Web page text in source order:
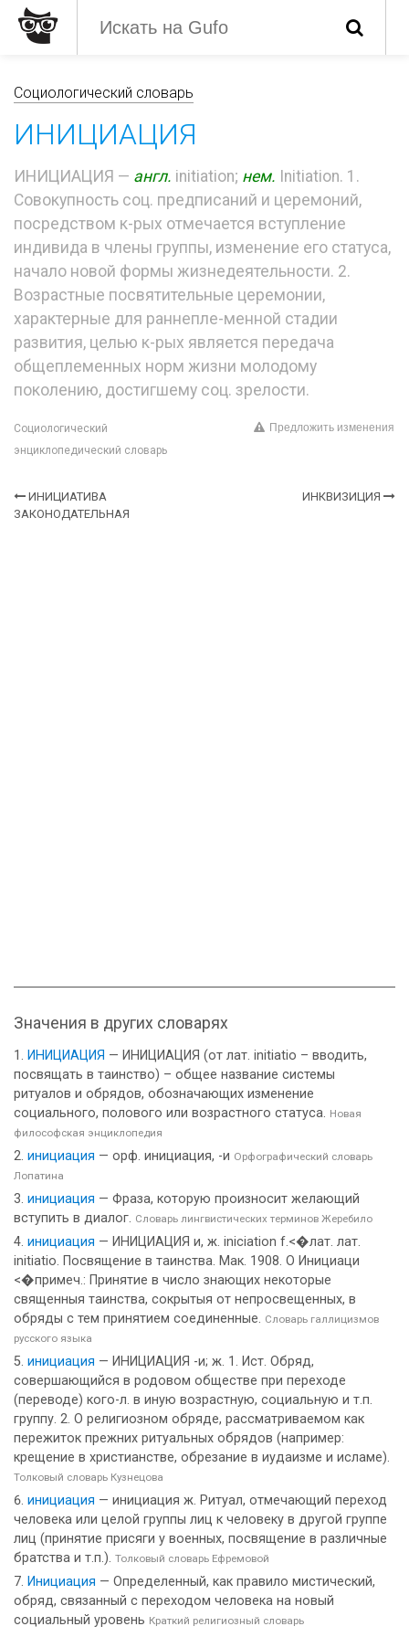
Социологический словарь
ИНИЦИАЦИЯ
ИНИЦИАЦИЯ — англ. initiation; нем. Initiation. 1.
Совокупность соц. предписаний и церемоний,
посредством к-рых отмечается вступление
индивида в члены группы, изменение его статуса,
начало новой формы жизнедеятельности. 2.
Возрастные посвятительные церемонии,
характерные для раннепле-менной стадии
развития, целью к-рых является передача
общеплеменных норм жизни молодому
поколению, достигшему соц. зрелости.
Социологический
энциклопедический словарь
Предложить изменения
ИНИЦИАТИВА
ЗАКОНОДАТЕЛЬНАЯ
ИНКВИЗИЦИЯ
Значения в других словарях
ИНИЦИАЦИЯ — ИНИЦИАЦИЯ (от лат. initiatio – вводить,
посвящать в таинство) – общее название системы
ритуалов и обрядов, обозначающих изменение
социального, полового или возрастного статуса. Новая
философская энциклопедия
инициация — орф. инициация, -и Орфографический словарь
Лопатина
инициация — Фраза, которую произносит желающий
вступить в диалог. Словарь лингвистических терминов Жеребило
инициация — ИНИЦИАЦИЯ и, ж. iniciation f.<�лат. лат.
initiatio. Посвящение в таинства. Мак. 1908. О Инициаци
<�примеч.: Принятие в число знающих некоторые
священныя таинства, сокрытыя от непросвещенных, в
обряды с тем принятием соединенные. Словарь галлицизмов
русского языка
инициация — ИНИЦИАЦИЯ -и; ж. 1. Ист. Обряд,
совершающийся в родовом обществе при переходе
(переводе) кого-л. в иную возрастную, социальную и т.п.
группу. 2. О религиозном обряде, рассматриваемом как
пережиток прежних ритуальных обрядов (например:
крещение в христианстве, обрезание в иудаизме и исламе).
Толковый словарь Кузнецова
инициация — инициация ж. Ритуал, отмечающий переход
человека или целой группы лиц к человеку в другой группе
лиц (принятие присяги у военных, посвящение в различные
братства и т.п.). Толковый словарь Ефремовой
Инициация — Определенный, как правило мистический,
обряд, связанный с переходом человека на новый
социальный уровень Краткий религиозный словарь